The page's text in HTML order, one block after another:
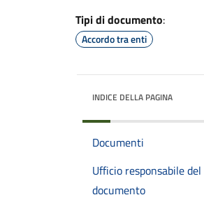
Tipi di documento:
Accordo tra enti
INDICE DELLA PAGINA
Documenti
Ufficio responsabile del
documento